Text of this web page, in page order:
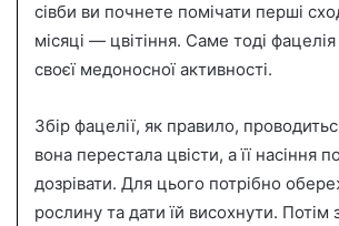
сівби ви почнете помічати перші
місяці — цвітіння. Саме тоді
своєї медоносної активності.
Збір фацелії, як правило,
вона перестала цвісти, а її насіння
дозрівати. Для цього потрібно
рослину та дати їй висохнути. Потім